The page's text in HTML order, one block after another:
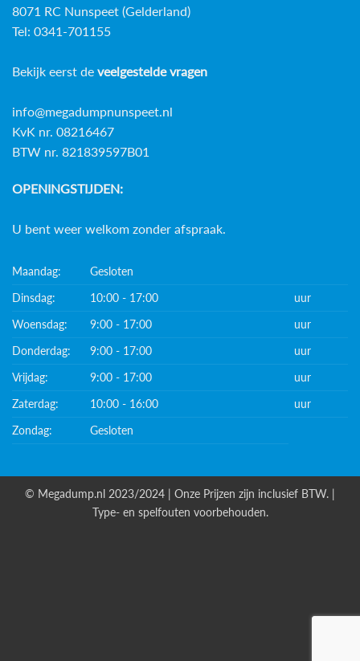
8071 RC Nunspeet (Gelderland)
Tel: 0341-701155
Bekijk eerst de veelgestelde vragen
info@megadumpnunspeet.nl
KvK nr. 08216467
BTW nr. 821839597B01
OPENINGSTIJDEN:
U bent weer welkom zonder afspraak.
Maandag:
Gesloten
Dinsdag:
10:00 - 17:00
uur
Woensdag:
9:00 - 17:00
uur
Donderdag:
9:00 - 17:00
uur
Vrijdag:
9:00 - 17:00
uur
Zaterdag:
10:00 - 16:00
uur
Zondag:
Gesloten
© Megadump.nl 2023/2024 | Onze Prijzen zijn inclusief BTW. |
Type- en spelfouten voorbehouden.